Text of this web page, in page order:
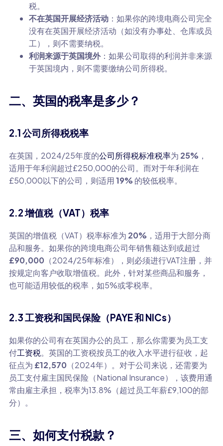
税。
不在英国开展经济活动：如果你的跨境电商公司完全
没有在英国开展经济活动（如没有办事处、仓库或员
工），则不需要纳税。
利润来源于英国境外：如果公司取得的利润并非来源
于英国境内，则不需要缴纳公司所得税。
二、英国的税率是多少？
2.1 公司所得税税率
在英国，2024/25年度的公司所得税标准税率为 25% ，
适用于年利润超过£250,000的公司。而对于年利润在
£50,000以下的公司，则适用19% 的较低税率。
2.2 增值税（VAT）税率
英国的增值税（VAT）税率标准为 20% ，适用于大部分商
品和服务。如果你的跨境电商公司年销售额达到或超过
£90,000 （2024/25年标准），则必须进行VAT注册，并
按规定向客户收取增值税。此外，针对某些商品和服务，
也可能适用较低的税率，如5%或零税率。
2.3 工资税和国民保险（PAYE 和 NICs）
如果你的公司有在英国办公的员工，那么你需要为员工支
付工资税。英国的工资税按员工的收入水平进行征收，起
征点为 £12,570 （2024年）。对于公司来说，还需要为
员工支付雇主国民保险（National Insurance），该费用通
常由雇主承担，税率为13.8%（超过员工年薪£9,100的部
分）。
三、如何支付税款？